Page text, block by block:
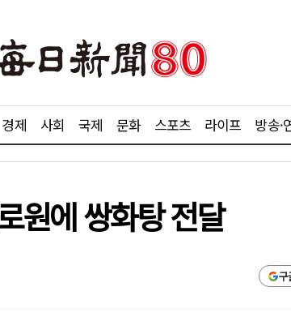
경제 사회 국제 문화 스포츠 라이프 방송·
원에 쌍화탕 전달
구